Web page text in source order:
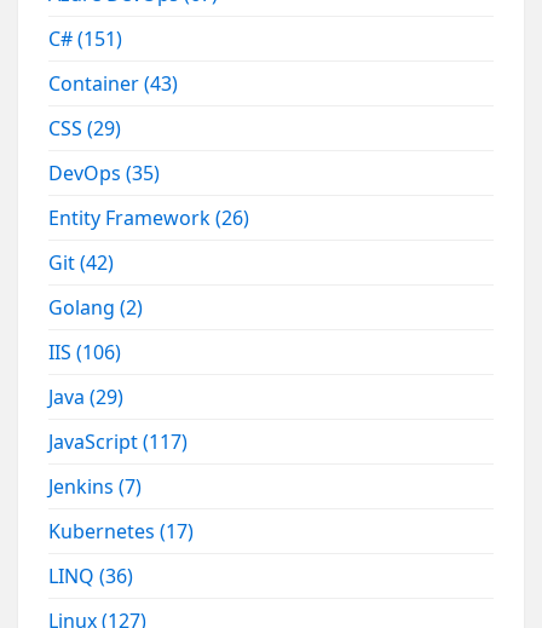
C#(151)
Container(43)
CSS(29)
DevOps(35)
Entity Framework(26)
Git(42)
Golang(2)
IIS(106)
Java(29)
JavaScript(117)
Jenkins(7)
Kubernetes(17)
LINQ(36)
Linux(127)